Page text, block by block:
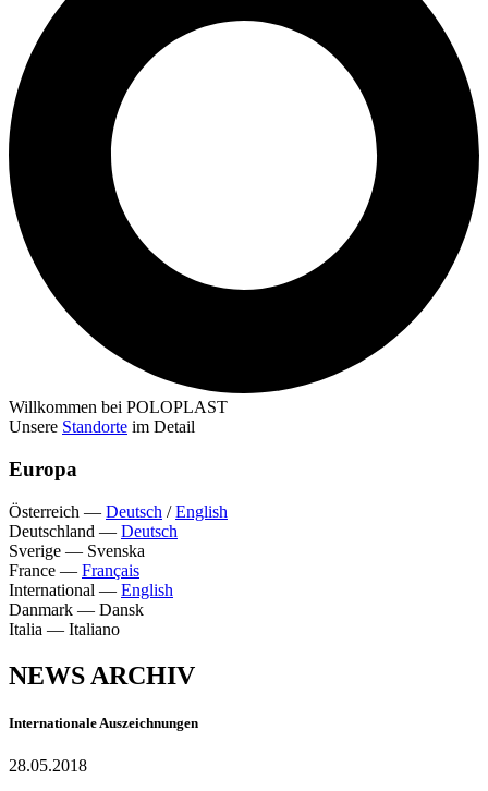
Willkommen bei POLOPLAST
Unsere Standorte im Detail
Europa
Österreich — Deutsch /English
Deutschland — Deutsch
Sverige — Svenska
France — Français
International — English
Danmark — Dansk
Italia — Italiano
NEWS ARCHIV
Internationale Auszeichnungen
28.05.2018